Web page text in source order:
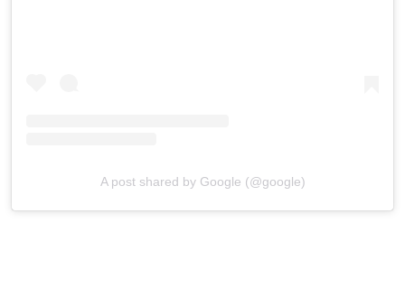
A post shared by Google (@google)